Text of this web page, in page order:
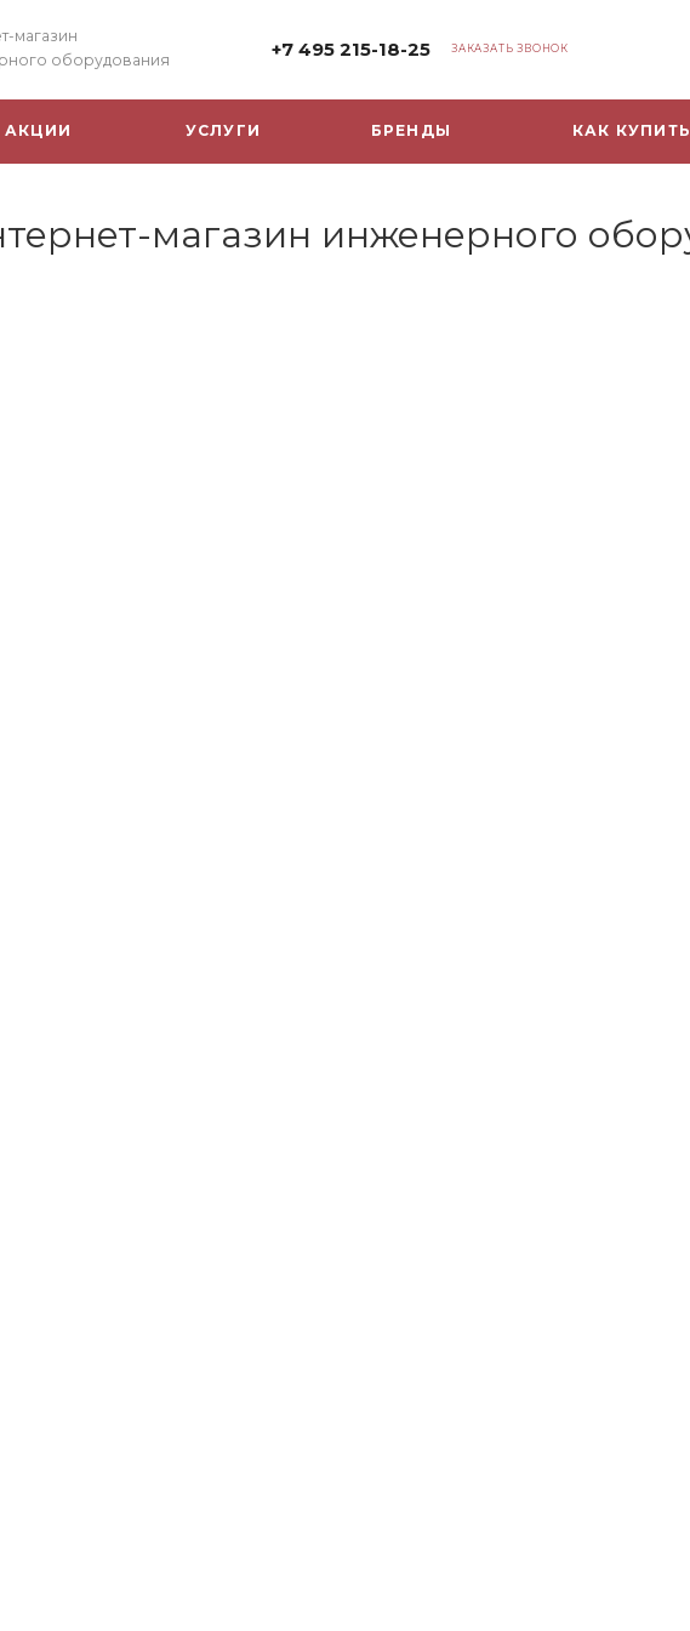
магазин
оборудования
+7 495 215-18-25 ЗАКАЗАТЬ ЗВОНОК
АКЦИИ УСЛУГИ БРЕНДЫ КАК КУПИТЬ
магазин инженерного